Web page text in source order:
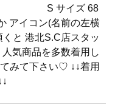
S サイズ 68
アイコン(名前の左横
と 港北S.C店スタッ
気商品を多数着用し
みて下さい♡ ↓↓着用